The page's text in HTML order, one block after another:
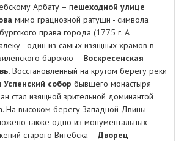
Арбату – пешеходной улице
мимо грациозной ратуши - символа
права города (1775 г. А
- один из самых изящных храмов в
барокко – Воскресенская
Восстановленный на крутом берегу реки
Успенский собор бывшего монастыря
стал изящной зрительной доминантой
На высоком берегу Западной Двины
также одно из монументальных
старого Витебска – Дворец